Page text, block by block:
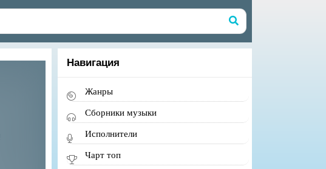
Навигация
Жанры
Сборники музыки
Исполнители
Чарт топ